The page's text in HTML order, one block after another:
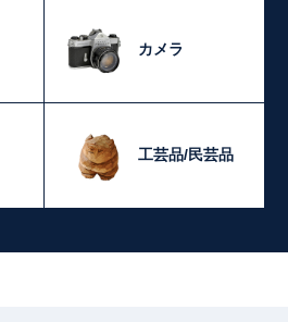
カメラ
工芸品/民芸品